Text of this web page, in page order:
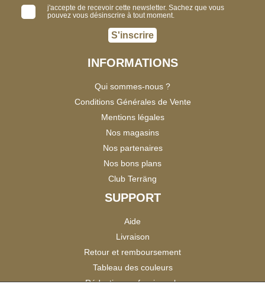
j'accepte de recevoir cette newsletter. Sachez que vous
pouvez vous désinscrire à tout moment.
S'inscrire
INFORMATIONS
Qui sommes-nous ?
Conditions Générales de Vente
Mentions légales
Nos magasins
Nos partenaires
Nos bons plans
Club Terräng
SUPPORT
Aide
Livraison
Retour et remboursement
Tableau des couleurs
Réduction professionnels